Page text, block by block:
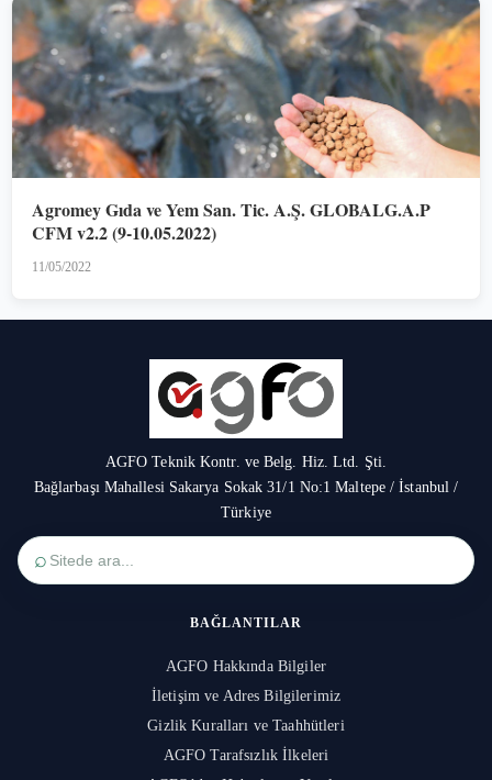
Agromey Gıda ve Yem San. Tic. A.Ş. GLOBALG.A.P
CFM v2.2 (9-10.05.2022)
11/05/2022
AGFO Teknik Kontr. ve Belg. Hiz. Ltd. Şti.
Bağlarbaşı Mahallesi Sakarya Sokak 31/1 No:1 Maltepe / İstanbul /
Türkiye
⌕
BAĞLANTILAR
AGFO Hakkında Bilgiler
İletişim ve Adres Bilgilerimiz
Gizlik Kuralları ve Taahhütleri
AGFO Tarafsızlık İlkeleri